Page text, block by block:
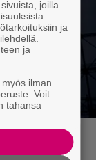
joilla
ja
ja
ilman
Voit
tahansa